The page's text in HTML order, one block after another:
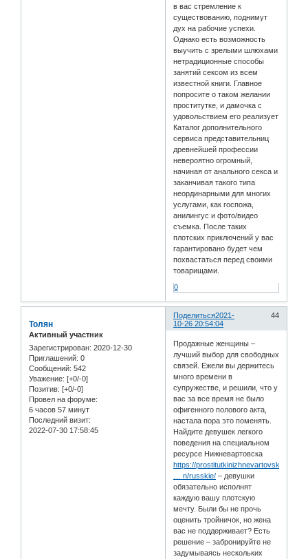
в вас стремление к
существованию, поднимут
дух на рабочие успехи.
Однако есть возможность
выучить с зрелыми шлюхами
нетрадиционные способы
занятий сексом из всем
известной книги. Главное
попросите о таком желании
проститутке, и дамочка с
удовольствием его реализует
Каталог дополнительного
сервиса представительниц
древнейшей профессии
невероятно огромный,
начиная от анального секса и
заканчивая такого типа
неординарными для многих
услугами, как госпожа,
анилингус и фото/видео
съемка. После таких
плотских приключений у вас
гарантировано будет чем
похвастаться перед своими
товарищами.
0
Поделиться 44
2021-
10-26 20:54:04
Толян
Активный участник
Зарегистрирован: 2020-12-30
Приглашений: 0
Сообщений: 542
Уважение: [+0/-0]
Позитив: [+0/-0]
Провел на форуме:
6 часов 57 минут
Последний визит:
2022-07-30 17:58:45
Продажные женщины –
лучший выбор для свободных
связей. Ежели вы держитесь
много времени в
супружестве, и решили, что у
вас за все время не было
офигенного полового акта,
настала пора это поменять.
Найдите девушек легкого
поведения на специальном
ресурсе Нижневартовска
https://prostitutkinizhnevartovskagood.
… n/russkie/ – девушки
обязательно исполнят
каждую вашу плотскую
мечту. Были бы не прочь
оценить тройничок, но жена
вас не поддерживает? Есть
решение – забронируйте не
задумываясь нескольких